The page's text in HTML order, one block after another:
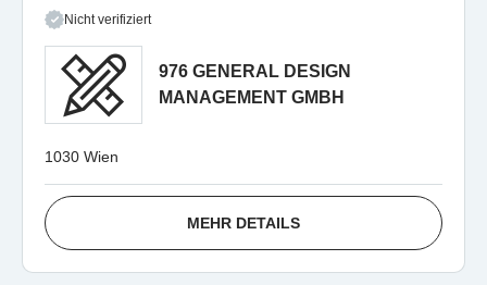
Nicht verifiziert
976 GENERAL DESIGN
MANAGEMENT GMBH
1030 Wien
MEHR DETAILS